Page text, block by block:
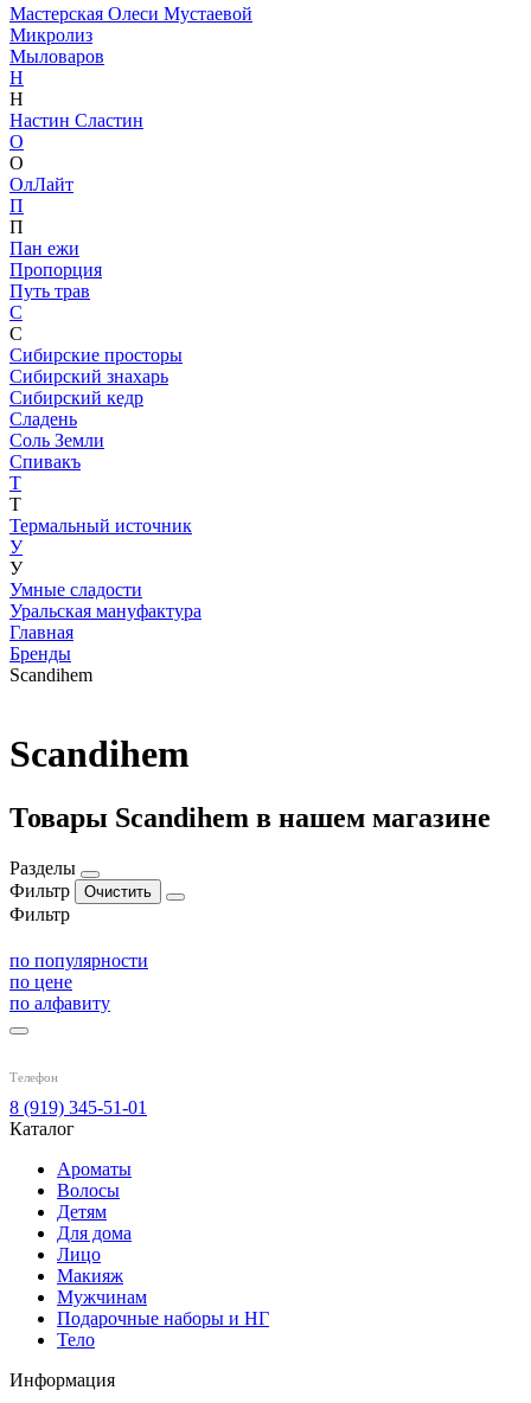
Мастерская Олеси Мустаевой
Микролиз
Мыловаров
Н
Н
Настин Сластин
О
О
ОлЛайт
П
П
Пан ежи
Пропорция
Путь трав
С
С
Сибирские просторы
Сибирский знахарь
Сибирский кедр
Сладень
Соль Земли
Спивакъ
Т
Т
Термальный источник
У
У
Умные сладости
Уральская мануфактура
Главная
Бренды
Scandihem
Scandihem
Товары Scandihem в нашем магазине
Разделы
Фильтр
Фильтр
по популярности
по цене
по алфавиту
Телефон
8 (919) 345-51-01
Каталог
Ароматы
Волосы
Детям
Для дома
Лицо
Макияж
Мужчинам
Подарочные наборы и НГ
Тело
Информация